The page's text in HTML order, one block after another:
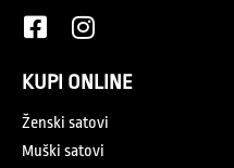
KUPI ONLINE
Ženski satovi
Muški satovi